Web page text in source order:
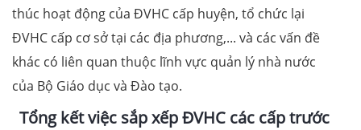
thúc hoạt động của ĐVHC cấp huyện, tổ chức lại
ĐVHC cấp cơ sở tại các địa phương,... và các vấn đề
khác có liên quan thuộc lĩnh vực quản lý nhà nước
của Bộ Giáo dục và Đào tạo.
Tổng kết việc sắp xếp ĐVHC các cấp trước